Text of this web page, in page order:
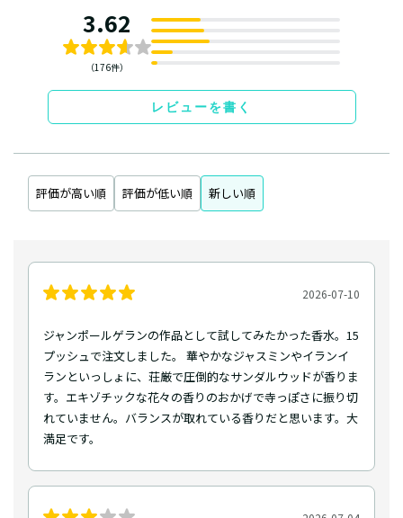
3.62
（176件）
レビューを書く
評価が高い順 評価が低い順 新しい順
2026-07-10
ジャンポールゲランの作品として試してみたかった香水。15
プッシュで注文しました。 華やかなジャスミンやイランイ
ランといっしょに、荘厳で圧倒的なサンダルウッドが香りま
す。エキゾチックな花々の香りのおかげで寺っぽさに振り切
れていません。バランスが取れている香りだと思います。大
満足です。